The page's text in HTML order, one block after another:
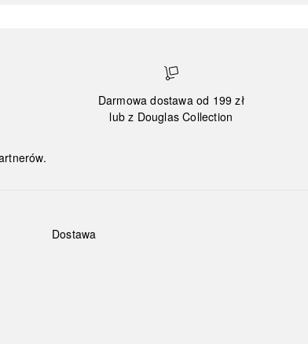
Darmowa dostawa od 199 zł
lub z Douglas Collection
Dostawa